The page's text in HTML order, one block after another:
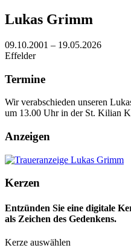
Lukas Grimm
09.10.2001 – 19.05.2026
Effelder
Termine
Wir verabschieden unseren
um 13.00 Uhr in der St. Kilian
Anzeigen
Kerzen
Entzünden Sie eine digitale
als Zeichen des Gedenkens.
Kerze auswählen